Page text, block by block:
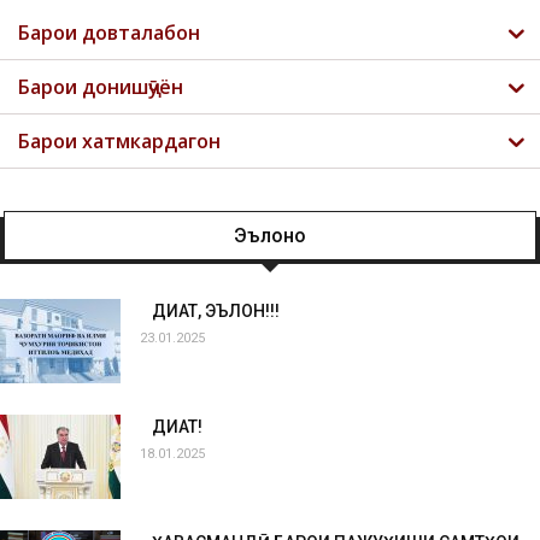
Барои довталабон
Барои донишҷӯён
Барои хатмкардагон
Эълонҳо
ДИҚҚАТ, ЭЪЛОН!!!
23.01.2025
ДИҚҚАТ!
18.01.2025